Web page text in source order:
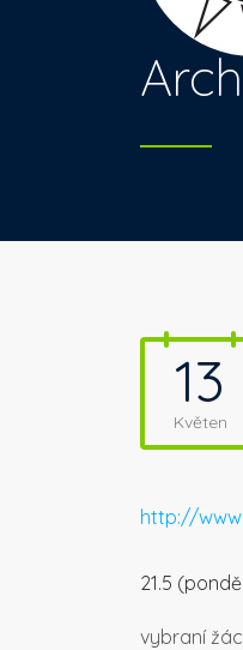
13
Květen
http://
21.5
vybraní